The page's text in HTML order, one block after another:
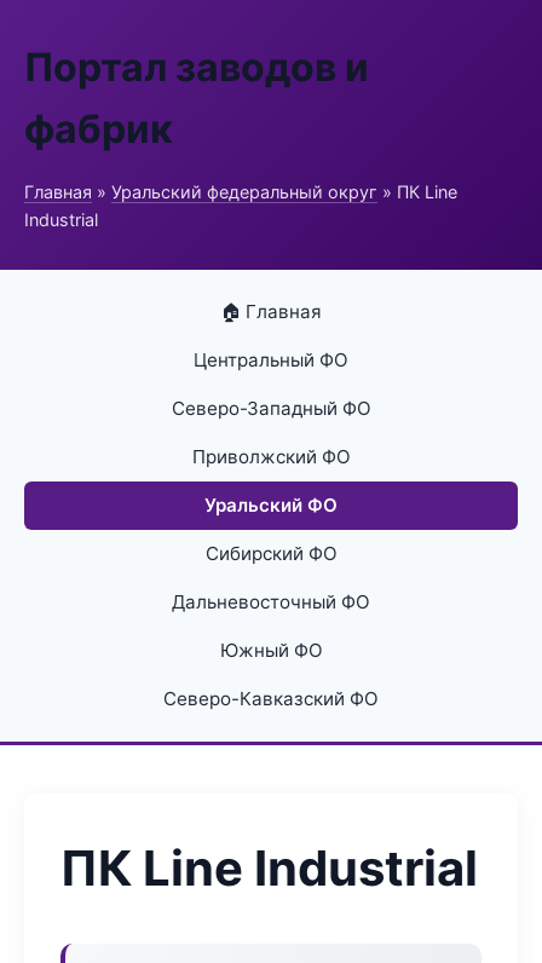
Портал заводов и
фабрик
Главная » Уральский федеральный округ » ПК Line
Industrial
🏠 Главная
Центральный ФО
Северо-Западный ФО
Приволжский ФО
Уральский ФО
Сибирский ФО
Дальневосточный ФО
Южный ФО
Северо-Кавказский ФО
ПК Line Industrial